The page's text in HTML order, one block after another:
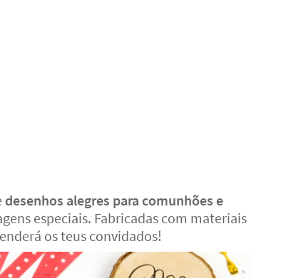
desenhos alegres para comunhões e
especiais. Fabricadas com materiais
os teus convidados!